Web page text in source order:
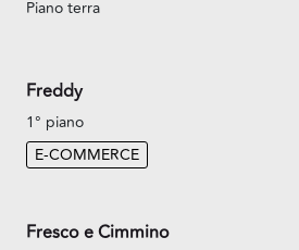
Piano terra
Freddy
1° piano
E-COMMERCE
Fresco e Cimmino